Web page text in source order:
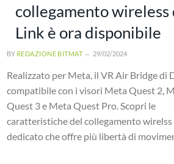
collegamento wireless
Link è ora disponibile
BY REDAZIONE BITMAT 29/02/2024
Realizzato per Meta, il VR Air Bridge di
compatibile con i visori Meta Quest 2,
Quest 3 e Meta Quest Pro. Scopri le
caratteristiche del collegamento wirelss
dedicato che offre più libertà di